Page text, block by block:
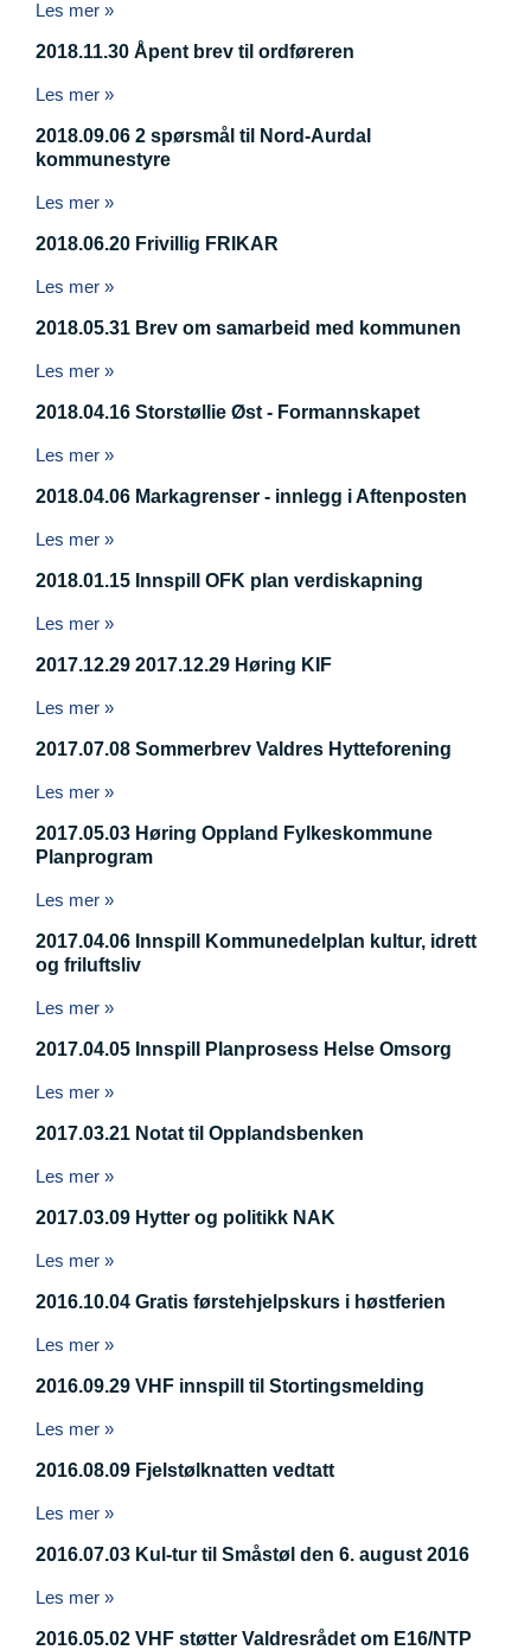
Les mer »
2018.11.30 Åpent brev til ordføreren
Les mer »
2018.09.06 2 spørsmål til Nord-Aurdal
kommunestyre
Les mer »
2018.06.20 Frivillig FRIKAR
Les mer »
2018.05.31 Brev om samarbeid med kommunen
Les mer »
2018.04.16 Storstøllie Øst - Formannskapet
Les mer »
2018.04.06 Markagrenser - innlegg i Aftenposten
Les mer »
2018.01.15 Innspill OFK plan verdiskapning
Les mer »
2017.12.29 2017.12.29 Høring KIF
Les mer »
2017.07.08 Sommerbrev Valdres Hytteforening
Les mer »
2017.05.03 Høring Oppland Fylkeskommune
Planprogram
Les mer »
2017.04.06 Innspill Kommunedelplan kultur, idrett
og friluftsliv
Les mer »
2017.04.05 Innspill Planprosess Helse Omsorg
Les mer »
2017.03.21 Notat til Opplandsbenken
Les mer »
2017.03.09 Hytter og politikk NAK
Les mer »
2016.10.04 Gratis førstehjelpskurs i høstferien
Les mer »
2016.09.29 VHF innspill til Stortingsmelding
Les mer »
2016.08.09 Fjelstølknatten vedtatt
Les mer »
2016.07.03 Kul-tur til Småstøl den 6. august 2016
Les mer »
2016.05.02 VHF støtter Valdresrådet om E16/NTP